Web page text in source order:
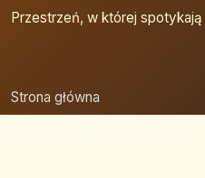
Przestrzeń, w której
Strona główna